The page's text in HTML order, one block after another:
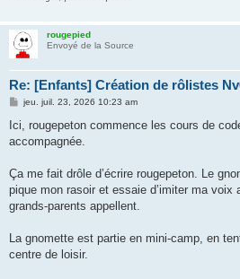
rougepied
Envoyé de la Source
Re: [Enfants] Création de rôlistes
M
s
s
a
jeu. juil. 23, 2026 10:23 am
Ici, rougepeton commence les cours de
accompagnée.
Ça me fait drôle d’écrire rougepeton. Le
pique mon rasoir et essaie d’imiter ma voix
grands-parents appellent.
La gnomette est partie en mini-camp, en
centre de loisir.